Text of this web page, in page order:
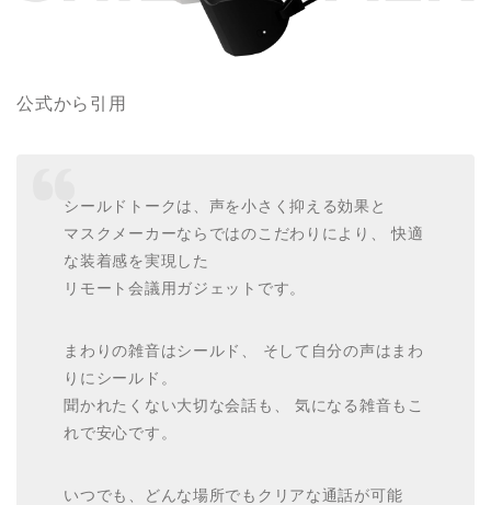
公式から引用
シールドトークは、声を小さく抑える効果と
マスクメーカーならではのこだわりにより、 快適
な装着感を実現した
リモート会議用ガジェットです。
まわりの雑音はシールド、 そして自分の声はまわ
りにシールド。
聞かれたくない大切な会話も、 気になる雑音もこ
れで安心です。
いつでも、どんな場所でもクリアな通話が可能